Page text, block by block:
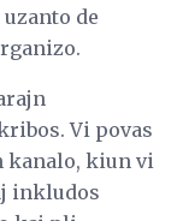
de
Vi povas
kanalo, kiun vi
inkludos